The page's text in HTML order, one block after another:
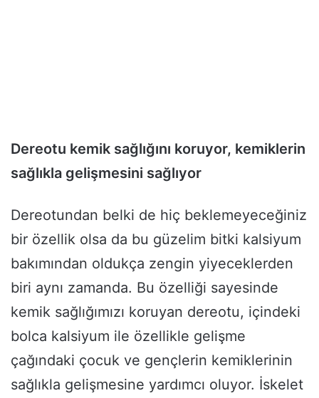
Dereotu kemik sağlığını koruyor, kemiklerin
sağlıkla gelişmesini sağlıyor
Dereotundan belki de hiç beklemeyeceğiniz
bir özellik olsa da bu güzelim bitki kalsiyum
bakımından oldukça zengin yiyeceklerden
biri aynı zamanda. Bu özelliği sayesinde
kemik sağlığımızı koruyan dereotu, içindeki
bolca kalsiyum ile özellikle gelişme
çağındaki çocuk ve gençlerin kemiklerinin
sağlıkla gelişmesine yardımcı oluyor. İskelet